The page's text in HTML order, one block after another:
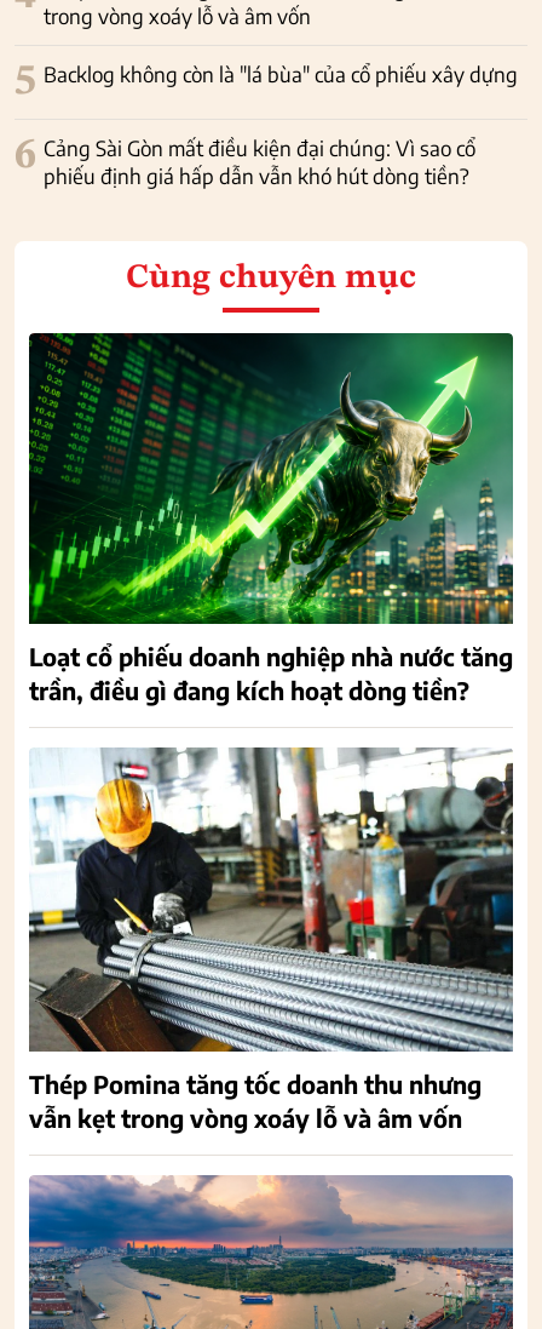
trong vòng xoáy lỗ và âm vốn
5 Backlog không còn là "lá bùa" của cổ phiếu xây dựng
6 Cảng Sài Gòn mất điều kiện đại chúng: Vì sao cổ
phiếu định giá hấp dẫn vẫn khó hút dòng tiền?
Cùng chuyên mục
Loạt cổ phiếu doanh nghiệp nhà nước tăng
trần, điều gì đang kích hoạt dòng tiền?
Thép Pomina tăng tốc doanh thu nhưng
vẫn kẹt trong vòng xoáy lỗ và âm vốn